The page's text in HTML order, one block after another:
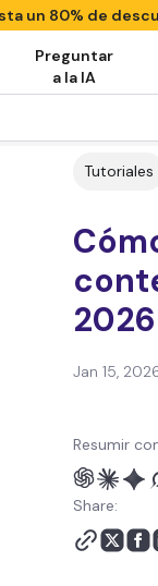
un 80% de
Preguntar
a la IA
Tutoriales
2026
Jan 15,
Resumir
Share: